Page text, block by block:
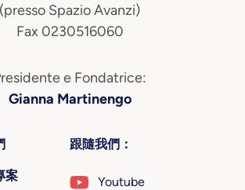
(presso Spazio Avanzi)
Fax 0230516060
e Fondatrice:
Gianna Martinengo
案
跟隨我們：
Youtube